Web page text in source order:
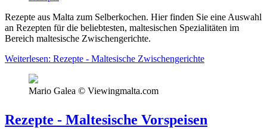
Rezepte aus Malta zum Selberkochen. Hier finden Sie eine Auswahl
an Rezepten für die beliebtesten, maltesischen Spezialitäten im
Bereich maltesische Zwischengerichte.
Weiterlesen: Rezepte - Maltesische Zwischengerichte
Mario Galea © Viewingmalta.com
Rezepte - Maltesische Vorspeisen